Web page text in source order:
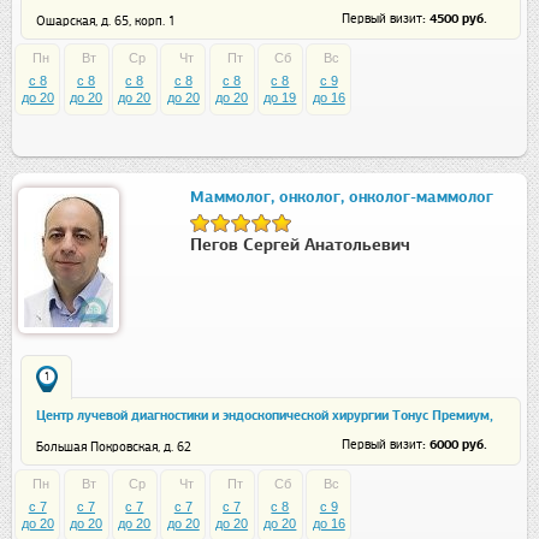
Ошарская, д. 65, корп. 1 Первый визит: 4500 руб.
Пн
c 8
до 20
Вт
c 8
до 20
Ср
c 8
до 20
Чт
c 8
до 20
Пт
c 8
до 20
Сб
c 8
до 19
Вс
c 9
до 16
Маммолог, онколог, онколог-маммолог
Пегов Сергей Анатольевич
1
Центр лучевой диагностики и эндоскопической хирургии Тонус Премиум,
Большая Покровская, д. 62 Первый визит: 6000 руб.
Пн
c 7
до 20
Вт
c 7
до 20
Ср
c 7
до 20
Чт
c 7
до 20
Пт
c 7
до 20
Сб
c 8
до 20
Вс
c 9
до 16